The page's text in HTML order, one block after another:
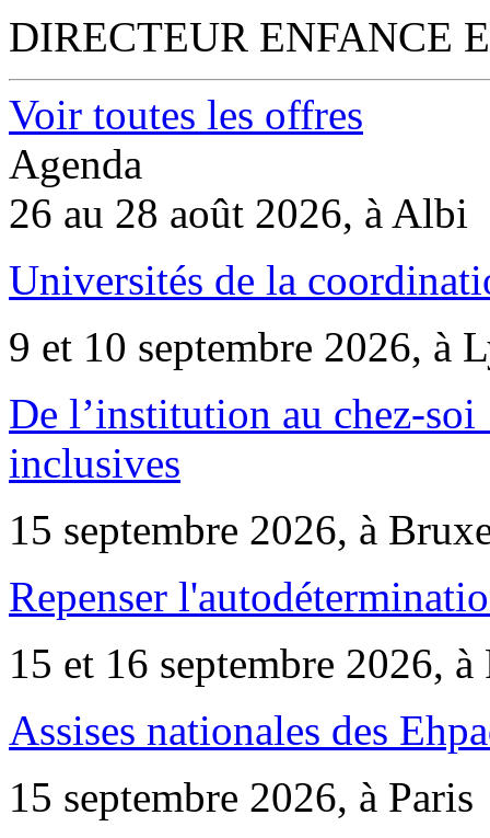
DIRECTEUR ENFANCE
Voir toutes les offres
Agenda
26 au 28 août 2026, à Albi
Universités de la
9 et 10 septembre 2026, à
De l’institution au chez-
inclusives
15 septembre 2026, à
Repenser
15 et 16 septembre 2026, à
Assises nationales des
15 septembre 2026, à Paris